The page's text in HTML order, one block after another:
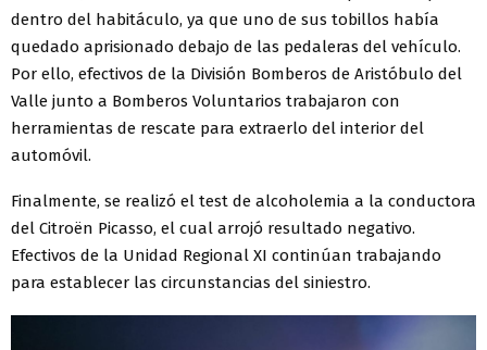
dentro del habitáculo, ya que uno de sus tobillos había
quedado aprisionado debajo de las pedaleras del vehículo.
Por ello, efectivos de la División Bomberos de Aristóbulo del
Valle junto a Bomberos Voluntarios trabajaron con
herramientas de rescate para extraerlo del interior del
automóvil.
Finalmente, se realizó el test de alcoholemia a la conductora
del Citroën Picasso, el cual arrojó resultado negativo.
Efectivos de la Unidad Regional XI continúan trabajando
para establecer las circunstancias del siniestro.